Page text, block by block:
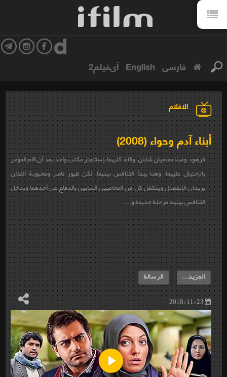
فارسی English آی‌فیلم2
الافلام
أبناء آدم وحواء (2008)
فرهود ومينا محاميان شابان، وقاما كليهما بإستئجار مكتب واحد بعد أن قام المؤجر
بالإحتيال عليهما، وهنا يبدأ التنافس بينهما، لكن ظهور ناصر ومحبوبة اللذان
يريدان الإنفصال ويتكفل كل من المحاميين الشابين بالدفاع عن أحدهما ويدخل
التنافس بينهما مرحلة جديدة و....
2018/11/23
المزيد... الرسالة
Play